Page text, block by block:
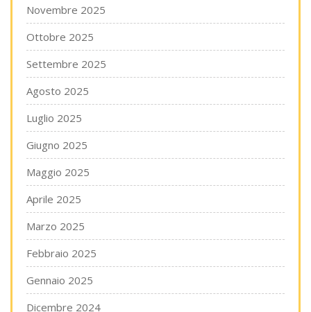
Novembre 2025
Ottobre 2025
Settembre 2025
Agosto 2025
Luglio 2025
Giugno 2025
Maggio 2025
Aprile 2025
Marzo 2025
Febbraio 2025
Gennaio 2025
Dicembre 2024